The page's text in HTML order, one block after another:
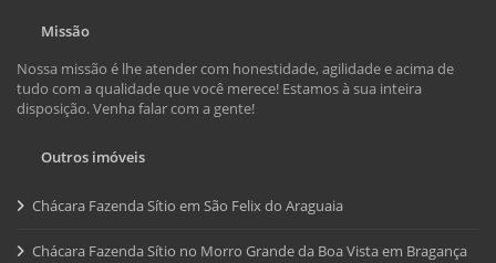
Missão
Nossa missão é lhe atender com honestidade, agilidade e acima de
tudo com a qualidade que você merece! Estamos à sua inteira
disposição. Venha falar com a gente!
Outros imóveis
Chácara Fazenda Sítio em São Felix do Araguaia
Chácara Fazenda Sítio no Morro Grande da Boa Vista em Bragança